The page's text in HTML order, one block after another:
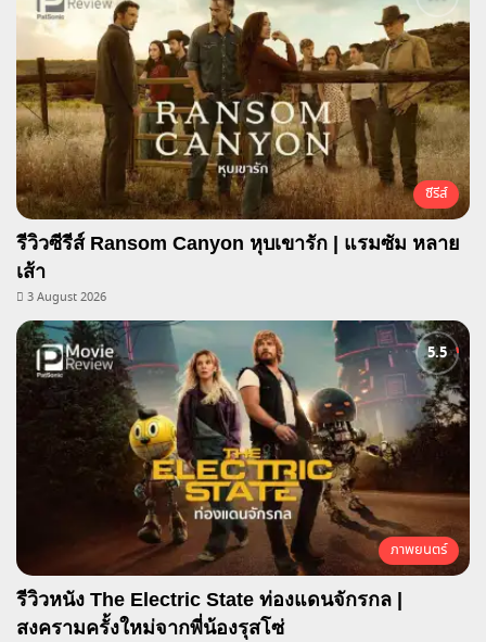
ซีรีส์
รีวิวซีรีส์ Ransom Canyon หุบเขารัก | แรมซัม หลาย
เส้า
3 August 2026
ภาพยนตร์
รีวิวหนัง The Electric State ท่องแดนจักรกล |
สงครามครั้งใหม่จากพี่น้องรุสโซ่